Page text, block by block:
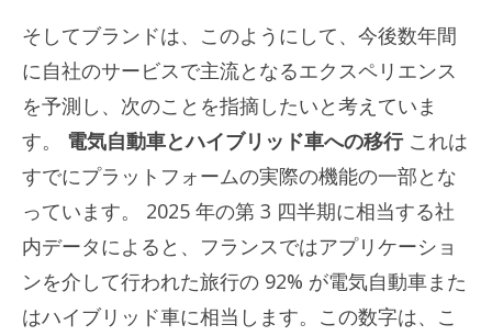
そしてブランドは、このようにして、今後数年間
に自社のサービスで主流となるエクスペリエンス
を予測し、次のことを指摘したいと考えていま
す。 電気自動車とハイブリッド車への移行 これは
すでにプラットフォームの実際の機能の一部とな
っています。 2025 年の第 3 四半期に相当する社
内データによると、フランスではアプリケーショ
ンを介して行われた旅行の 92% が電気自動車また
はハイブリッド車に相当します。この数字は、こ